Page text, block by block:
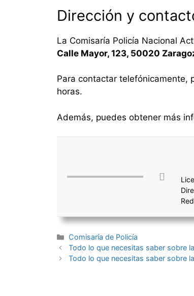
Dirección y
La Comisaría Policía Nacional
Calle Mayor, 123, 50020
Para contactar telefónicamente,
horas.
Además, puedes obtener más
Categorías
Comisaría de Policía
Navegación
de
Todo lo que necesitas saber sobre
Todo lo que necesitas saber sobre